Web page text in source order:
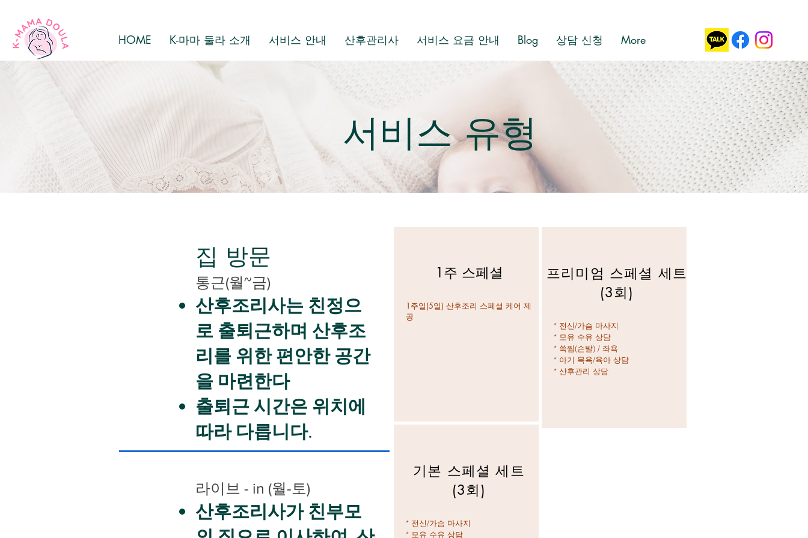
HOME K-마마 둘라 소개 서비스 안내 산후관리사 서비스 요금 안내 Blog 상담 신청 More
서비스 유형
집 방문
통근(월~금)
산후조리사는 친정으
로 출퇴근하며 산후조
리를 위한 편안한 공간
을 마련한다
출퇴근 시간은 위치에
따라 다릅니다.
라이브 - in (월-토)
산후조리사가 친부모
1주 스페셜
1주일(5일) 산후조리 스페셜 케어 제
공
기본 스페셜 세트
(3회)
* 전신/가슴 마사지
* 모유 수유 상담
프리미엄 스페셜 세트
(3회)
* 전신/가슴 마사지
* 모유 수유 상담
* 쑥찜(손발) / 좌욕
* 아기 목욕/육아 상담
* 산후관리 상담